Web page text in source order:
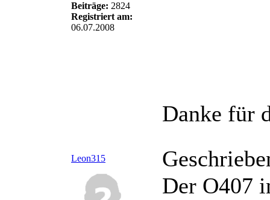
Beiträge: 2824
Registriert am:
06.07.2008
Danke für
Leon315
Der O407